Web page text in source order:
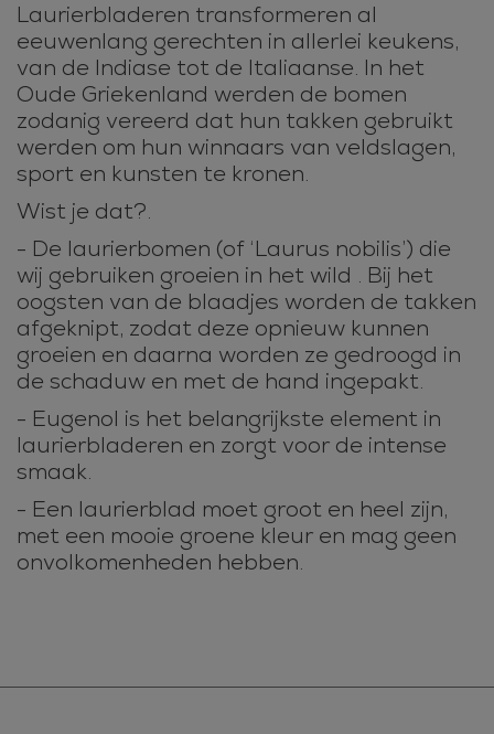
Laurierbladeren transformeren al
eeuwenlang gerechten in allerlei keukens,
van de Indiase tot de Italiaanse. In het
Oude Griekenland werden de bomen
zodanig vereerd dat hun takken gebruikt
werden om hun winnaars van veldslagen,
sport en kunsten te kronen.
Wist je dat?.
- De laurierbomen (of ‘Laurus nobilis’) die
wij gebruiken groeien in het wild . Bij het
oogsten van de blaadjes worden de takken
afgeknipt, zodat deze opnieuw kunnen
groeien en daarna worden ze gedroogd in
de schaduw en met de hand ingepakt.
- Eugenol is het belangrijkste element in
laurierbladeren en zorgt voor de intense
smaak.
- Een laurierblad moet groot en heel zijn,
met een mooie groene kleur en mag geen
onvolkomenheden hebben.